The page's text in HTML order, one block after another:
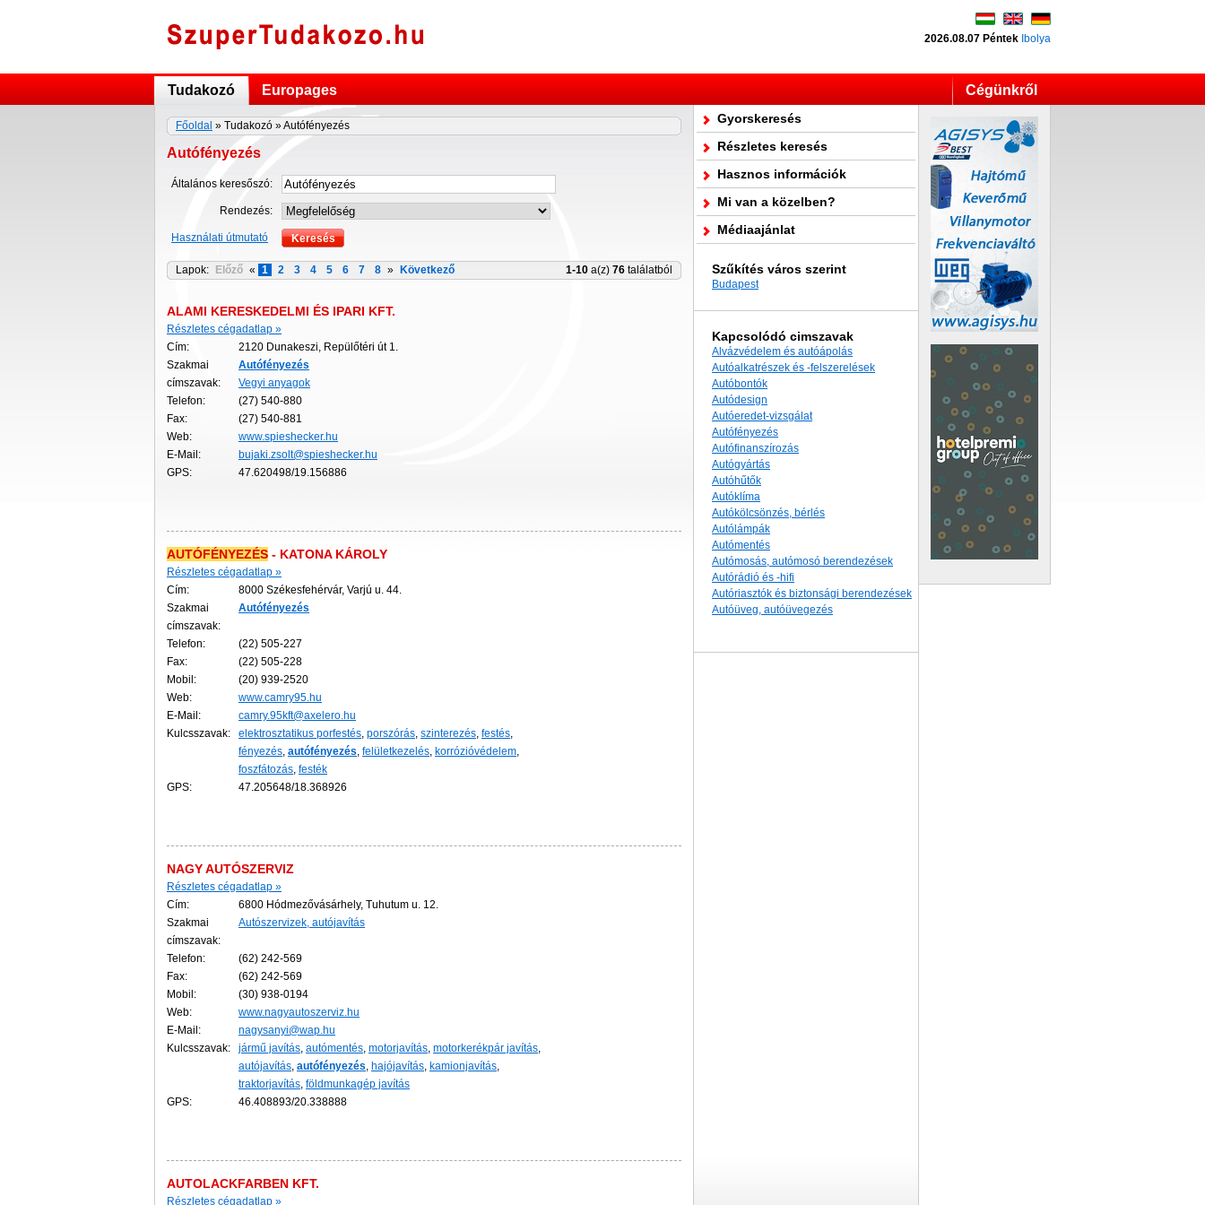
2026.08.07 Péntek Ibolya
Tudakozó Europages Cégünkről
Főoldal » Tudakozó » Autófényezés
Autófényezés
Általános keresőszó:
Rendezés:
Használati útmutató
Lapok: Előző « 1 2 3 4 5 6 7 8 » Következő 1-10 a(z) 76 találatból
ALAMI KERESKEDELMI ÉS IPARI KFT.
Részletes cégadatlap »
Cím:
2120 Dunakeszi, Repülőtéri út 1.
Szakmai
címszavak:
Autófényezés
Vegyi anyagok
Telefon:
(27) 540-880
Fax:
(27) 540-881
Web:
www.spieshecker.hu
E-Mail:
bujaki.zsolt@spieshecker.hu
GPS:
47.620498/19.156886
AUTÓFÉNYEZÉS - KATONA KÁROLY
Részletes cégadatlap »
Cím:
8000 Székesfehérvár, Varjú u. 44.
Szakmai
címszavak:
Autófényezés
Telefon:
(22) 505-227
Fax:
(22) 505-228
Mobil:
(20) 939-2520
Web:
www.camry95.hu
E-Mail:
camry.95kft@axelero.hu
Kulcsszavak:
elektrosztatikus porfestés, porszórás, szinterezés, festés,
fényezés, autófényezés, felületkezelés, korrózióvédelem,
foszfátozás, festék
GPS:
47.205648/18.368926
NAGY AUTÓSZERVIZ
Részletes cégadatlap »
Cím:
6800 Hódmezővásárhely, Tuhutum u. 12.
Szakmai
címszavak:
Autószervizek, autójavítás
Telefon:
(62) 242-569
Fax:
(62) 242-569
Mobil:
(30) 938-0194
Web:
www.nagyautoszerviz.hu
E-Mail:
nagysanyi@wap.hu
Kulcsszavak:
jármű javítás, autómentés, motorjavítás, motorkerékpár javítás,
autójavítás, autófényezés, hajójavítás, kamionjavítás,
traktorjavítás, földmunkagép javítás
GPS:
46.408893/20.338888
AUTOLACKFARBEN KFT.
Részletes cégadatlap »
Gyorskeresés
Részletes keresés
Hasznos információk
Mi van a közelben?
Médiaajánlat
Szűkítés város szerint
Budapest
Kapcsolódó cimszavak
Alvázvédelem és autóápolás
Autóalkatrészek és -felszerelések
Autóbontók
Autódesign
Autóeredet-vizsgálat
Autófényezés
Autófinanszírozás
Autógyártás
Autóhűtők
Autóklíma
Autókölcsönzés, bérlés
Autólámpák
Autómentés
Autómosás, autómosó berendezések
Autórádió és -hifi
Autóriasztók és biztonsági berendezések
Autóüveg, autóüvegezés